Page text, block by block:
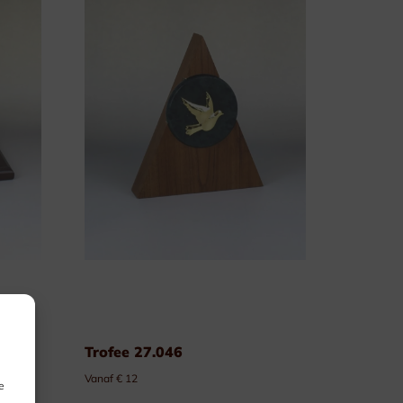
Trofee 27.046
Vanaf € 12